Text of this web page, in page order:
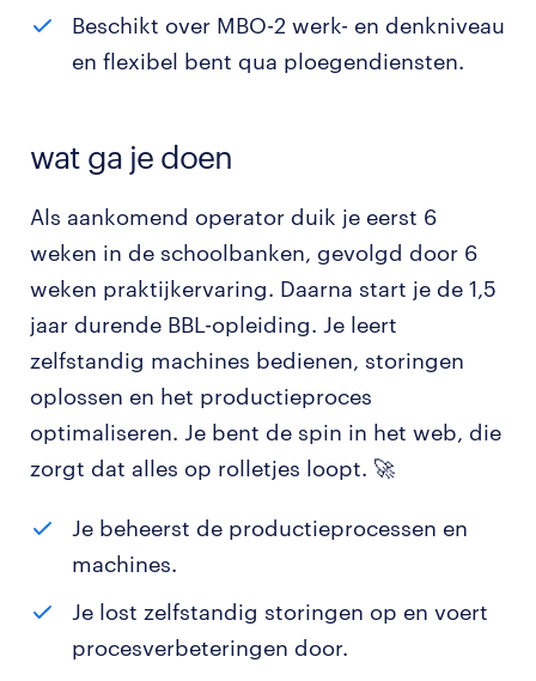
Beschikt over MBO-2 werk- en denkniveau
en flexibel bent qua ploegendiensten.
wat ga je doen
Als aankomend operator duik je eerst 6
weken in de schoolbanken, gevolgd door 6
weken praktijkervaring. Daarna start je de 1,5
jaar durende BBL-opleiding. Je leert
zelfstandig machines bedienen, storingen
oplossen en het productieproces
optimaliseren. Je bent de spin in het web, die
zorgt dat alles op rolletjes loopt. 🚀
Je beheerst de productieprocessen en
machines.
Je lost zelfstandig storingen op en voert
procesverbeteringen door.